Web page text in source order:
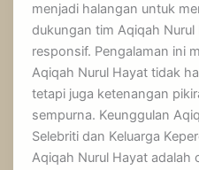
menjadi halangan untuk
dukungan tim Aqiqah
responsif. Pengalaman ini
Aqiqah Nurul Hayat tidak
tetapi juga ketenangan
sempurna. Keunggulan
Selebriti dan Keluarga
Aqiqah Nurul Hayat adalah